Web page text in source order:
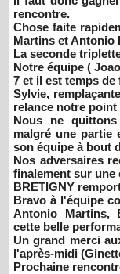
rencontre.
Chose faite
Martins et Antonio
La seconde
Notre équipe (
7 et il est temps
Sylvie,
relance notre point
Nous ne
malgré une partie
son équipe à bout
Nos adversaires
finalement sur une
BRETIGNY
Bravo à l'équipe
Antonio Martins,
cette belle
Un grand merci
l'après-midi
Prochaine